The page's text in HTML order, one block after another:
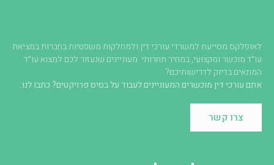
לאופלקס מסייעת למשרדי עורכי דין ולמחלקות משפטיות בחברות במציאת
עו״ד מוכשר ומקצועי, במחיר תחרותי. מעוניינים שנעזור לכם למצוא עו״ד
המתאים בדיוק לדרישותיכם?
אתם עורכי דין מוכשרים המעוניינים לעבוד על בסיס פרויקטים? כתבו לנו.
צרו קשר